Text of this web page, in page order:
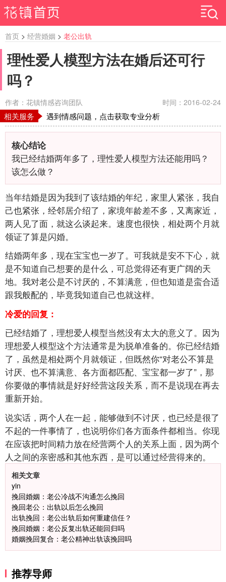
首页 > 经营婚姻 > 老公出轨
理性爱人模型方法在婚后还可行
吗？
作者：花镇情感咨询团队 时间：2016-02-24
相关服务 遇到情感问题，点击获取专业分析
核心结论
我已经结婚两年多了，理性爱人模型方法还能用吗？
该怎么做？
当年结婚是因为我到了该结婚的年纪，家里人紧张，我自
己也紧张，经邻居介绍了，家境年龄差不多，又离家近，
两人见了面，就这么谈起来。速度也很快，相处两个月就
领证了算是闪婚。
结婚两年多，现在宝宝也一岁了。可我就是安不下心，就
是不知道自己想要的是什么，可总觉得还有更广阔的天
地。我对老公是不讨厌的，不算满意，但也知道是蛮合适
跟我般配的，毕竟我知道自己也就这样。
冷爱的回复：
已经结婚了，理想爱人模型当然没有太大的意义了。因为
理想爱人模型这个方法通常是为脱单准备的。你已经结婚
了，虽然是相处两个月就领证，但既然你“对老公不算是
讨厌、也不算满意、各方面都匹配、宝宝都一岁了”，那
你要做的事情就是好好经营这段关系，而不是说现在再去
重新开始。
说实话，两个人在一起，能够做到不讨厌，也已经是很了
不起的一件事情了，也说明你们各方面条件都相当。你现
在应该把时间精力放在经营两个人的关系上面，因为两个
人之间的亲密感和其他东西，是可以通过经营得来的。
相关文章
yin
挽回婚姻：老公冷战不沟通怎么挽回
挽回老公：出轨以后怎么挽回
出轨挽回：老公出轨后如何重建信任？
挽回婚姻：老公反复出轨还能回归吗
婚姻挽回复合：老公精神出轨该挽回吗
推荐导师